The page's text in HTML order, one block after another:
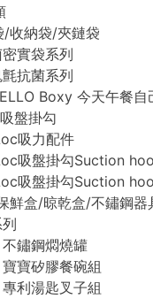
收納袋/夾鏈袋
實袋系列
抗菌系列
Boxy 今天午餐自
盤掛勾
吸力配件
吸盤掛勾Suction
吸盤掛勾Suction
鮮盒/晾乾盒/不鏽鋼器
鏽鋼燜燒罐
寶矽膠餐碗組
利湯匙叉子組